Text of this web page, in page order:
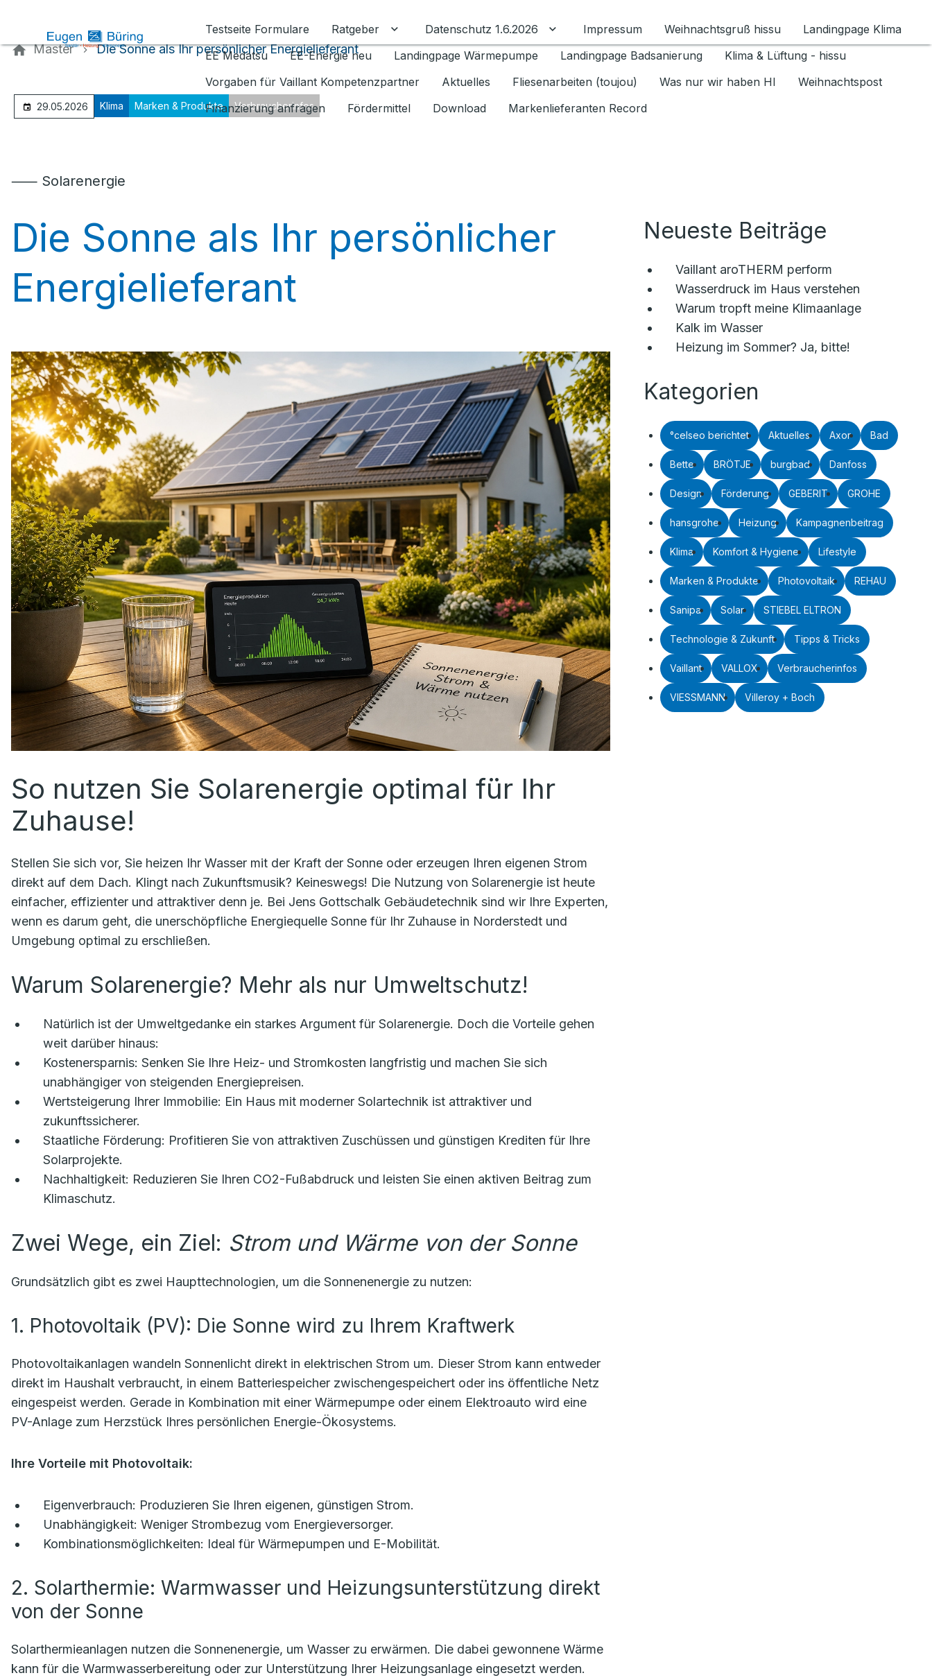
Testseite Formulare
Ratgeber Untermenü für Ratgeber umschalten
Datenschutz 1.6.2026 Untermenü für Datenschutz 1.6.2026 umschalten
Impressum Weihnachtsgruß hissu
Landingpage Klima
EE Medatsu
EE-Energie neu Landingpage Wärmepumpe Landingpage Badsanierung
Klima & Lüftung - hissu
Vorgaben für Vaillant Kompetenzpartner
Aktuelles Fliesenarbeiten (toujou) Was nur wir haben HI
Weihnachtspost
Finanzierung anfragen
Fördermittel Download Markenlieferanten Record
Master Die Sonne als Ihr persönlicher Energielieferant
29.05.2026 Klima Marken & Produkte Verbraucherinfos
⸺ Solarenergie
Die Sonne als Ihr persönlicher
Energielieferant
So nutzen Sie Solarenergie optimal für Ihr
Zuhause!
Stellen Sie sich vor, Sie heizen Ihr Wasser mit der Kraft der Sonne oder erzeugen Ihren eigenen Strom
direkt auf dem Dach. Klingt nach Zukunftsmusik? Keineswegs! Die Nutzung von Solarenergie ist heute
einfacher, effizienter und attraktiver denn je. Bei Jens Gottschalk Gebäudetechnik sind wir Ihre Experten,
wenn es darum geht, die unerschöpfliche Energiequelle Sonne für Ihr Zuhause in Norderstedt und
Umgebung optimal zu erschließen.
Warum Solarenergie? Mehr als nur Umweltschutz!
Natürlich ist der Umweltgedanke ein starkes Argument für Solarenergie. Doch die Vorteile gehen
weit darüber hinaus:
Kostenersparnis: Senken Sie Ihre Heiz- und Stromkosten langfristig und machen Sie sich
unabhängiger von steigenden Energiepreisen.
Wertsteigerung Ihrer Immobilie: Ein Haus mit moderner Solartechnik ist attraktiver und
zukunftssicherer.
Staatliche Förderung: Profitieren Sie von attraktiven Zuschüssen und günstigen Krediten für Ihre
Solarprojekte.
Nachhaltigkeit: Reduzieren Sie Ihren CO2-Fußabdruck und leisten Sie einen aktiven Beitrag zum
Klimaschutz.
Zwei Wege, ein Ziel: Strom und Wärme von der Sonne
Grundsätzlich gibt es zwei Haupttechnologien, um die Sonnenenergie zu nutzen:
1. Photovoltaik (PV): Die Sonne wird zu Ihrem Kraftwerk
Photovoltaikanlagen wandeln Sonnenlicht direkt in elektrischen Strom um. Dieser Strom kann entweder
direkt im Haushalt verbraucht, in einem Batteriespeicher zwischengespeichert oder ins öffentliche Netz
eingespeist werden. Gerade in Kombination mit einer Wärmepumpe oder einem Elektroauto wird eine
PV-Anlage zum Herzstück Ihres persönlichen Energie-Ökosystems.
Ihre Vorteile mit Photovoltaik:
Eigenverbrauch: Produzieren Sie Ihren eigenen, günstigen Strom.
Unabhängigkeit: Weniger Strombezug vom Energieversorger.
Kombinationsmöglichkeiten: Ideal für Wärmepumpen und E-Mobilität.
2. Solarthermie: Warmwasser und Heizungsunterstützung direkt
von der Sonne
Solarthermieanlagen nutzen die Sonnenenergie, um Wasser zu erwärmen. Die dabei gewonnene Wärme
kann für die Warmwasserbereitung oder zur Unterstützung Ihrer Heizungsanlage eingesetzt werden.
Neueste Beiträge
Vaillant aroTHERM perform
Wasserdruck im Haus verstehen
Warum tropft meine Klimaanlage
Kalk im Wasser
Heizung im Sommer? Ja, bitte!
Kategorien
°celseo berichtet Aktuelles Axor Bad
Bette BRÖTJE burgbad Danfoss
Design Förderung GEBERIT GROHE
hansgrohe Heizung Kampagnenbeitrag
Klima Komfort & Hygiene Lifestyle
Marken & Produkte Photovoltaik REHAU
Sanipa Solar STIEBEL ELTRON
Technologie & Zukunft Tipps & Tricks
Vaillant VALLOX Verbraucherinfos
VIESSMANN Villeroy + Boch